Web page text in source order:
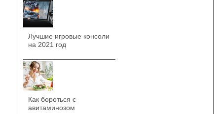
Лучшие игровые консоли
на 2021 год
Как бороться с
авитаминозом